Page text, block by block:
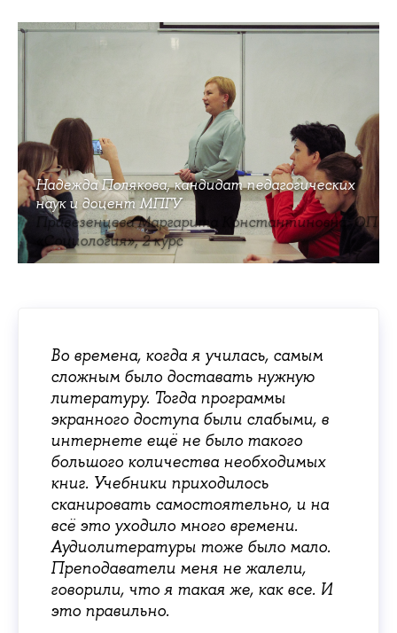
Надежда Полякова, кандидат педагогических
наук и доцент МПГУ
Привезенцева Маргарита Константиновна, ОП
«Социология», 2 курс
Во времена, когда я училась, самым
сложным было доставать нужную
литературу. Тогда программы
экранного доступа были слабыми, в
интернете ещё не было такого
большого количества необходимых
книг. Учебники приходилось
сканировать самостоятельно, и на
всё это уходило много времени.
Аудиолитературы тоже было мало.
Преподаватели меня не жалели,
говорили, что я такая же, как все. И
это правильно.